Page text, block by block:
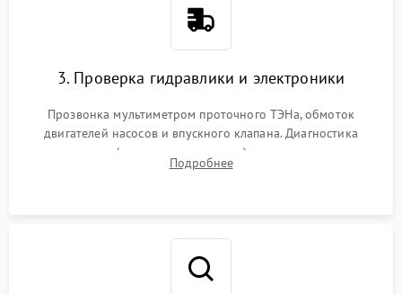
3. Проверка гидравлики и электроники
Прозвонка мультиметром проточного ТЭНа, обмоток
двигателей насосов и впускного клапана. Диагностика
прессостата (датчика уровня воды), датчика мутности,
концевика дверцы и электронного модуля управления.
Подробнее